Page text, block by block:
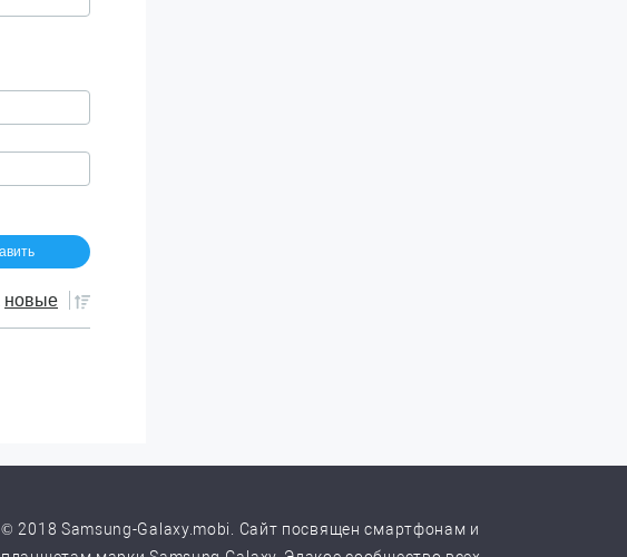
новые
© 2018 Samsung-Galaxy.mobi. Сайт посвящен смартфонам и